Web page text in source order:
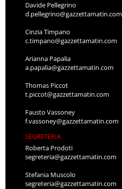
Davide Pellegrino
d.pellegrino@gazzettamatin.com
Cinzia Timpano
c.timpano@gazzettamatin.com
Arianna Papalia
a.papalia@gazzettamatin.com
Thomas Piccot
t.piccot@gazzettamatin.com
Fausto Vassoney
f.vassoney@gazzettamatin.com
SEGRETERIA
Roberta Prodoti
segreteria@gazzettamatin.com
Stefania Muscolo
segreteria@gazzettamatin.com